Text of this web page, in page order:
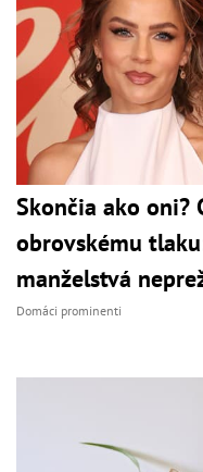
Skončia ako oni?
obrovskému
manželstvá
Domáci prominenti